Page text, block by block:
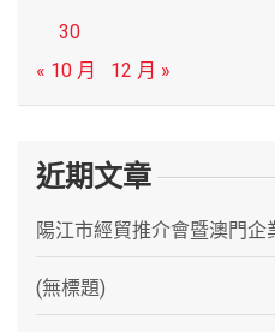
30
« 10 月
12 月 »
近期文章
陽江市經貿推介會暨澳門企
(無標題)